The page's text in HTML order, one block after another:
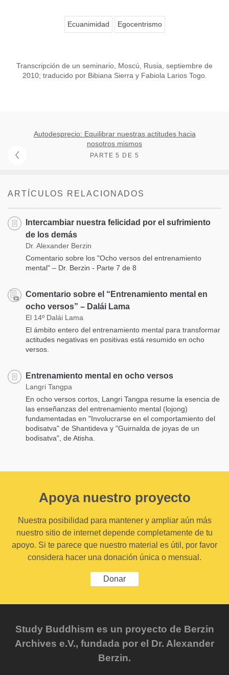
Ecuanimidad Egocentrismo
Transcripción de un seminario, Moscú, Rusia, septiembre de
2010; traducido por Bibiana Sierra y Fabiola Larios Togo.
Autodesprecio: Equilibrar nuestras actitudes hacia
nosotros mismos
PARTE 5 DE 5
ARTÍCULOS RELACIONADOS
Intercambiar nuestra felicidad por el sufrimiento
de los demás
Dr. Alexander Berzin
Comentario sobre los "Ocho versos del entrenamiento
mental" – Dr. Berzin - Parte 7 de 8
Comentario sobre el “Entrenamiento mental en
ocho versos” – Dalái Lama
El 14º Dalái Lama
El ámbito entero del entrenamiento mental para transformar
actitudes negativas en positivas está resumido en ocho
versos.
Entrenamiento mental en ocho versos
Langri Tangpa
En ocho versos cortos, Langri Tangpa resume la esencia de
las enseñanzas del entrenamiento mental (lojong)
fundamentadas en "Involucrarse en el comportamiento del
bodisatva" de Shantideva y "Guirnalda de joyas de un
bodisatva", de Atisha.
Apoya nuestro proyecto
Nuestra posibilidad para mantener y ampliar aún más
nuestro sitio de internet depende completamente de tu
apoyo. Si te parece que nuestro material es útil, por favor
considera hacer una donación única o mensual.
Donar
Study Buddhism es un proyecto de Berzin
Archives e.V., fundada por el Dr. Alexander
Berzin.